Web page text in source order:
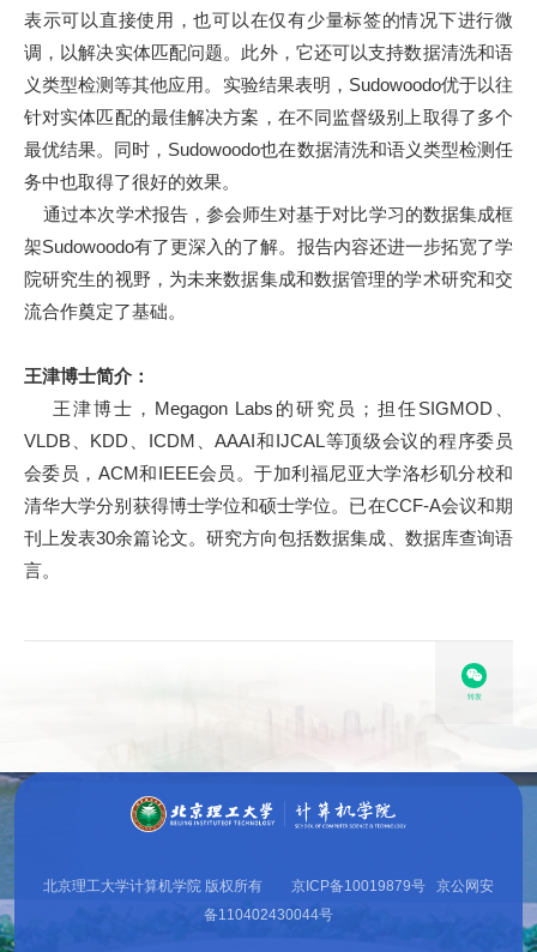
表示可以直接使用，也可以在仅有少量标签的情况下进行微
调，以解决实体匹配问题。此外，它还可以支持数据清洗和语
义类型检测等其他应用。 实验结果表明 ，Sudowoodo优于以往
针对实体匹配的最佳解决方案，在不同监督级别上取得了多个
最优结果。同时，Sudowoodo也在数据清洗和语义类型检测任
务中也取得了很好的效果。
通过本次学术报告，参会师生对基于对比学习的数据集成框
架Sudowoodo有了更深入的了解。报告内容还进一步拓宽了学
院研究生的视野，为未来数据集成和数据管理的学术研究和交
流合作奠定了基础。
王津博士简介：
王津博士，Megagon Labs的研究员；担任SIGMOD、
VLDB、KDD、ICDM、AAAI和IJCAL等顶级会议的程序委员
会委员，ACM和IEEE会员。于加利福尼亚大学洛杉矶分校和
清华大学分别获得博士学位和硕士学位。已在CCF-A会议和期
刊上发表30余篇论文。研究方向包括数据集成、数据库查询语
言。
转发
北京理工大学计算机学院 版权所有 京ICP备10019879号 京公网安
备110402430044号